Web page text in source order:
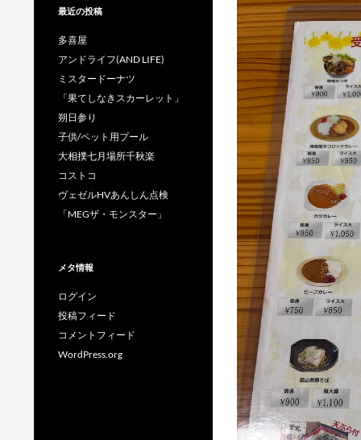
最近の投稿
多喜屋
アンドライフ(AND LIFE)
ミスタードーナツ
「果てしなきスカーレット」
朔日参り
子供/ペット用プール
大相撲七月場所千秋楽
コストコ
ヴェゼルHVあんしん点検
「MEGザ・モンスター」
メタ情報
ログイン
投稿フィード
コメントフィード
WordPress.org